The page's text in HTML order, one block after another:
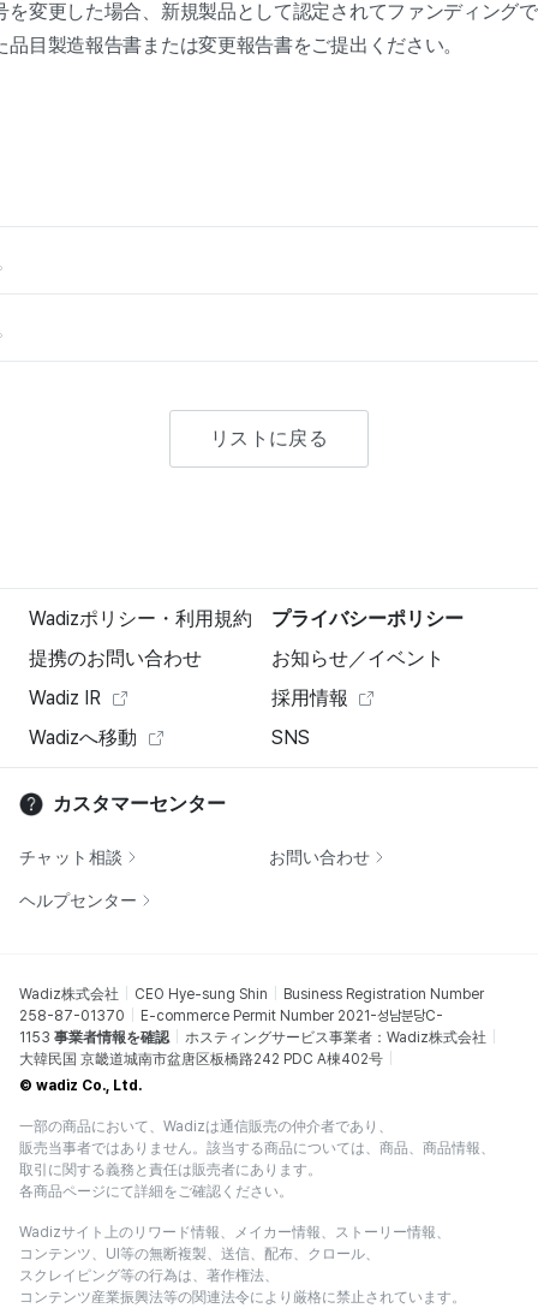
を変更した場合、新規製品として認定されてファンディング
目製造報告書または変更報告書をご提出ください。
リストに戻る
Wadizポリシー・利用規約
プライバシーポリシー
提携のお問い合わせ
お知らせ／イベント
Wadiz IR
採用情報
Wadizへ移動
SNS
カスタマーセンター
チャット相談 お問い合わせ
ヘルプセンター
Wadiz株式会社 CEO Hye-sung Shin
Business Registration Number
258-87-01370
E-commerce Permit Number 2021-성남분당C-
1153 事業者情報を確認
ホスティングサービス事業者：Wadiz株式会社
大韓民国 京畿道城南市盆唐区板橋路242 PDC A棟402号
© wadiz Co., Ltd.
一部の商品において、Wadizは通信販売の仲介者であり、
販売当事者ではありません。該当する商品については、商品、商品情報、
取引に関する義務と責任は販売者にあります。
各商品ページにて詳細をご確認ください。
Wadizサイト上のリワード情報、メイカー情報、ストーリー情報、
コンテンツ、UI等の無断複製、送信、配布、クロール、
スクレイピング等の行為は、著作権法、
コンテンツ産業振興法等の関連法令により厳格に禁止されています。